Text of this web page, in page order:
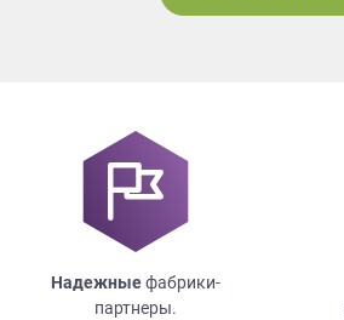
Надежныефабрики-
партнеры.